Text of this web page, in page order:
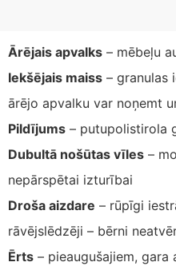
Ārējais apvalks – mēbeļu
Iekšējais maiss – granulas
ārējo apvalku var noņemt
Pildījums – putupolistirola
Dubultā nošūtas vīles –
nepārspētai izturībai
Droša aizdare – rūpīgi
rāvējslēdzēji – bērni
Ērts – pieaugušajiem, gara